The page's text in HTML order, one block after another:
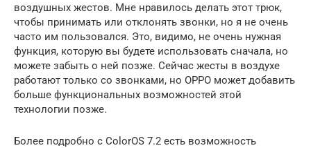
воздушных жестов. Мне нравилось делать этот трюк,
чтобы принимать или отклонять звонки, но я не очень
часто им пользовался. Это, видимо, не очень нужная
функция, которую вы будете использовать сначала, но
можете забыть о ней позже. Сейчас жесты в воздухе
работают только со звонками, но OPPO может добавить
больше функциональных возможностей этой
технологии позже.
Более подробно с ColorOS 7.2 есть возможность